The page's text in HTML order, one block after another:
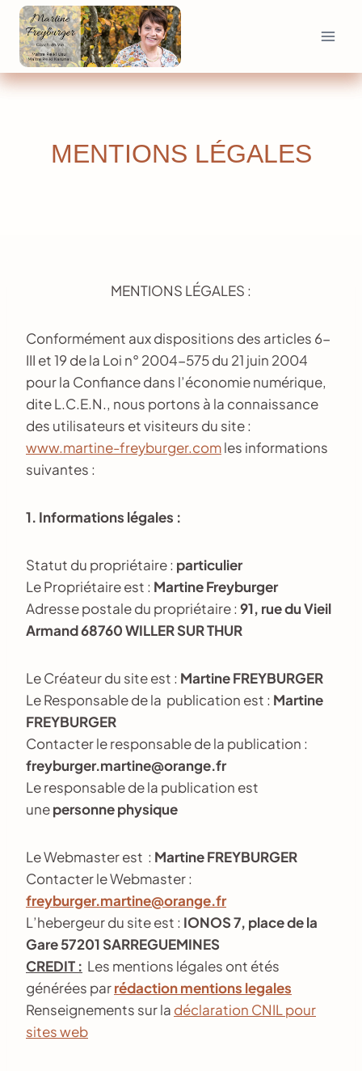
Aller
contenu
MENTIONS LÉGALES
MENTIONS LÉGALES :
Conformément aux dispositions des articles 6-
III et 19 de la Loi n° 2004-575 du 21 juin 2004
pour la Confiance dans l’économie numérique,
dite L.C.E.N., nous portons à la connaissance
des utilisateurs et visiteurs du site :
www.martine-freyburger.comles informations
suivantes :
1. Informations légales :
Statut du propriétaire : particulier
Le Propriétaire est : Martine Freyburger
Adresse postale du propriétaire : 91, rue du Vieil
Armand 68760 WILLER SUR THUR
Le Créateur du site est : Martine FREYBURGER
Le Responsable de la publication est : Martine
FREYBURGER
Contacter le responsable de la publication :
freyburger.martine@orange.fr
Le responsable de la publication est
unepersonne physique
Le Webmaster est : Martine FREYBURGER
Contacter le Webmaster :
freyburger.martine@orange.fr
L’hebergeur du site est : IONOS 7, place de la
Gare 57201 SARREGUEMINES
CREDIT : Les mentions légales ont étés
générées parrédaction mentions legales
Renseignements sur la déclaration CNIL pour
sites web